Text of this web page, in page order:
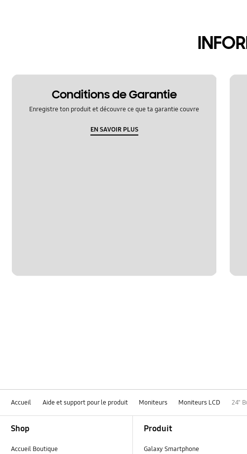
Conditions de Garantie
Enregistre ton produit et découvre ce que ta garantie couvre
EN SAVOIR PLUS
Accueil Aide et support pour le produit Moniteurs Moniteurs LCD 24"
Shop
Accueil Boutique
Produit
Galaxy Smartphone